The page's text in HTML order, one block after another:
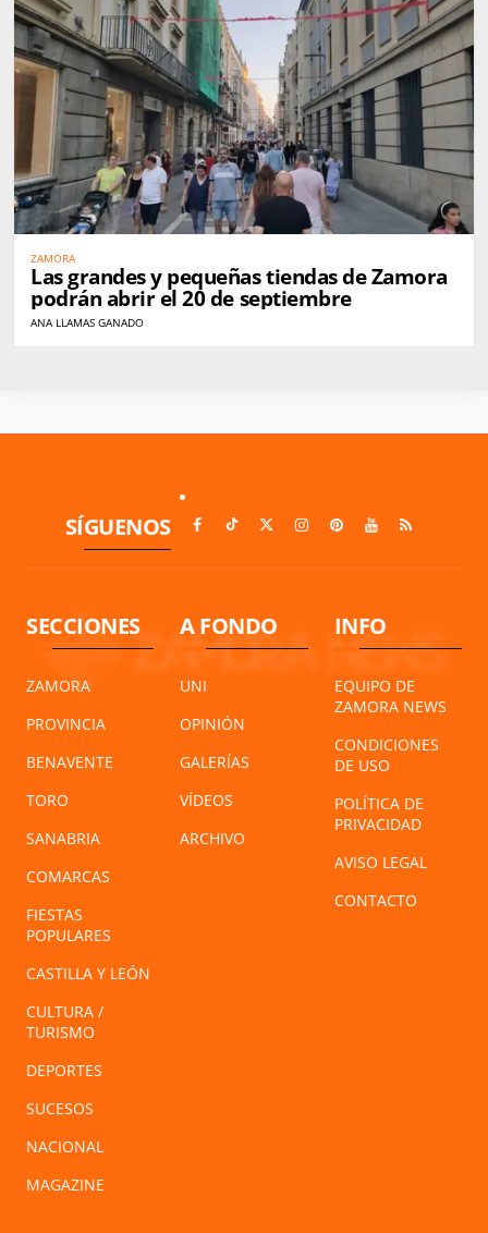
ZAMORA
Las grandes y pequeñas tiendas de Zamora
podrán abrir el 20 de septiembre
ANA LLAMAS GANADO
SÍGUENOS
SECCIONES
ZAMORA
PROVINCIA
BENAVENTE
TORO
SANABRIA
COMARCAS
FIESTAS
POPULARES
CASTILLA Y LEÓN
CULTURA /
TURISMO
DEPORTES
SUCESOS
NACIONAL
MAGAZINE
A FONDO
UNI
OPINIÓN
GALERÍAS
VÍDEOS
ARCHIVO
INFO
EQUIPO DE
ZAMORA NEWS
CONDICIONES
DE USO
POLÍTICA DE
PRIVACIDAD
AVISO LEGAL
CONTACTO